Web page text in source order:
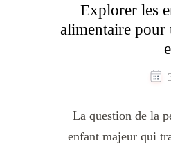
Explorer les
alimentaire
La question de la
enfant majeur qui